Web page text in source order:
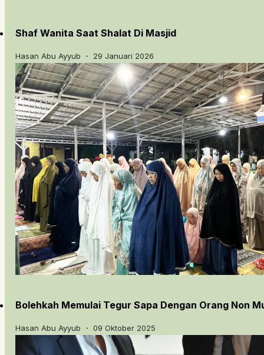
Shaf Wanita Saat Shalat Di Masjid
Hasan Abu Ayyub ・ 29 Januari 2026
Bolehkah Memulai Tegur Sapa Dengan Orang Non
Hasan Abu Ayyub ・ 09 Oktober 2025